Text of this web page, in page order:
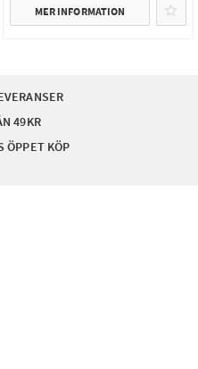
MER INFORMATION
49KR
ÖPPET KÖP